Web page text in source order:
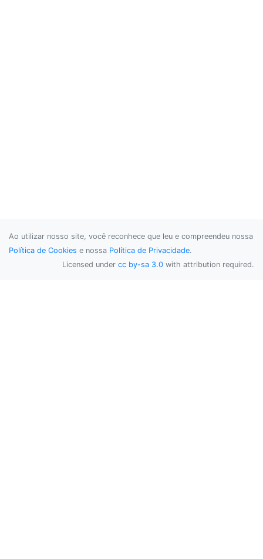
Ao utilizar nosso site, você reconhece que leu e compreendeu nossa
Política de Cookies e nossa Política de Privacidade.
Licensed under cc by-sa 3.0 with attribution required.